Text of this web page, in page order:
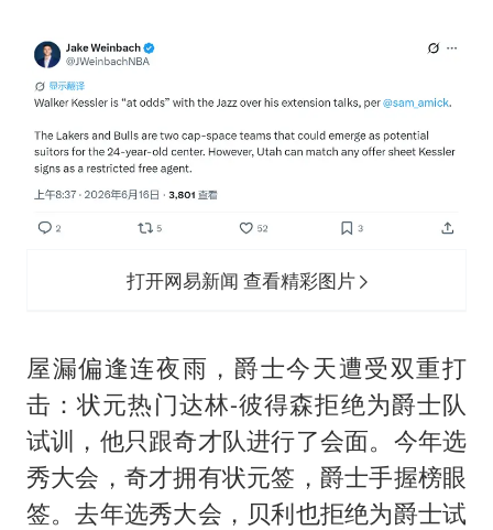
总书记关心百姓身边这些民生大事
打开网易新闻 查看精彩图片
屋漏偏逢连夜雨，爵士今天遭受双重打
击：状元热门达林-彼得森拒绝为爵士队
试训，他只跟奇才队进行了会面。今年选
秀大会，奇才拥有状元签，爵士手握榜眼
签。去年选秀大会，贝利也拒绝为爵士试